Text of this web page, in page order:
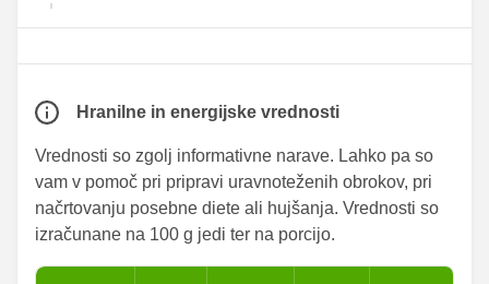
Hranilne in energijske vrednosti
Vrednosti so zgolj informativne narave. Lahko pa so
vam v pomoč pri pripravi uravnoteženih obrokov, pri
načrtovanju posebne diete ali hujšanja. Vrednosti so
izračunane na 100 g jedi ter na porcijo.